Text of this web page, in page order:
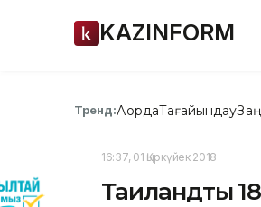
KAZINFORM
Тренд:АқордаТағайындау
16:37, 01 Қыркүйек 2018
Таиландтың